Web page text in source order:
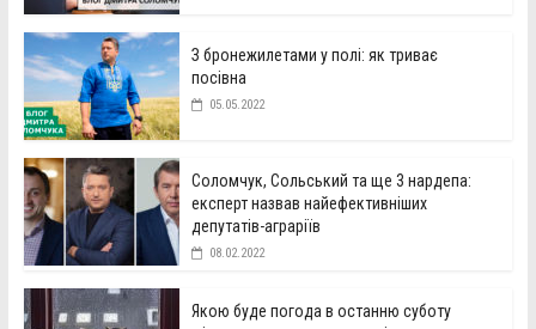
З бронежилетами у полі: як триває
посівна
05.05.2022
Соломчук, Сольський та ще 3 нардепа:
експерт назвав найефективніших
депутатів-аграріїв
08.02.2022
Якою буде погода в останню суботу